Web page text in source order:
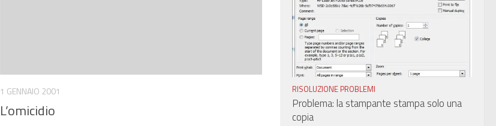
1 GENNAIO 2001
L’omicidio
RISOLUZIONE PROBLEMI
Problema: la stampante stampa solo una
copia